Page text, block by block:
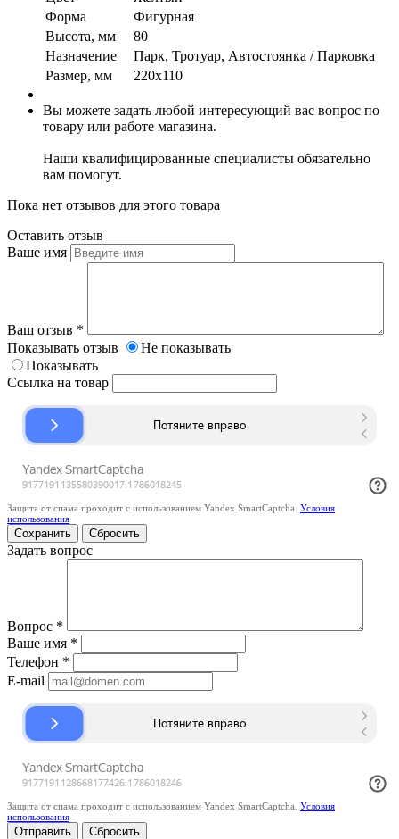
Форма
Фигурная
Высота, мм
80
Назначение
Парк, Тротуар, Автостоянка / Парковка
Размер, мм
220х110
Вы можете задать любой интересующий вас вопрос по
товару или работе магазина.
Наши квалифицированные специалисты обязательно
вам помогут.
Пока нет отзывов для этого товара
Оставить отзыв
Ваше имя
Ваш отзыв *
Показывать отзыв
Не показывать
Показывать
Ссылка на товар
Защита от спама проходит с использованием Yandex SmartCaptcha. Условия
использования
Сбросить
Задать вопрос
Вопрос *
Ваше имя *
Телефон *
E-mail
Защита от спама проходит с использованием Yandex SmartCaptcha. Условия
использования
Сбросить